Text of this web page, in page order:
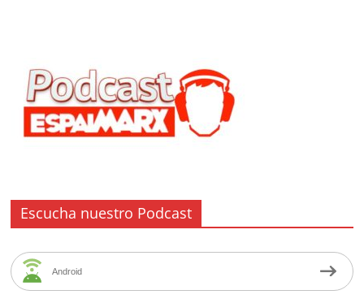
Escucha nuestro Podcast
Android